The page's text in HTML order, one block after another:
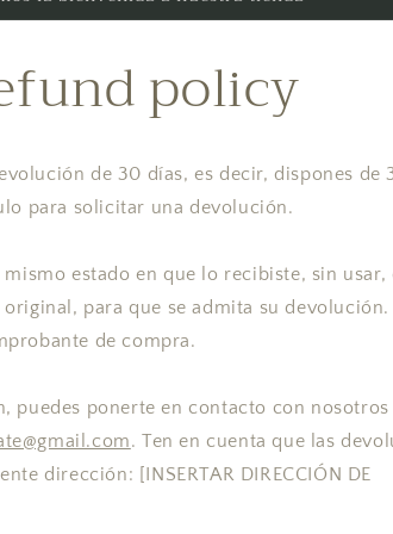
policy
de 30 días, es decir, dispones de
para solicitar una devolución.
estado en que lo recibiste, sin usar,
para que se admita su devolución.
de compra.
puedes ponerte en contacto con nosotros
. Ten en cuenta que las
dirección: [INSERTAR DIRECCIÓN DE